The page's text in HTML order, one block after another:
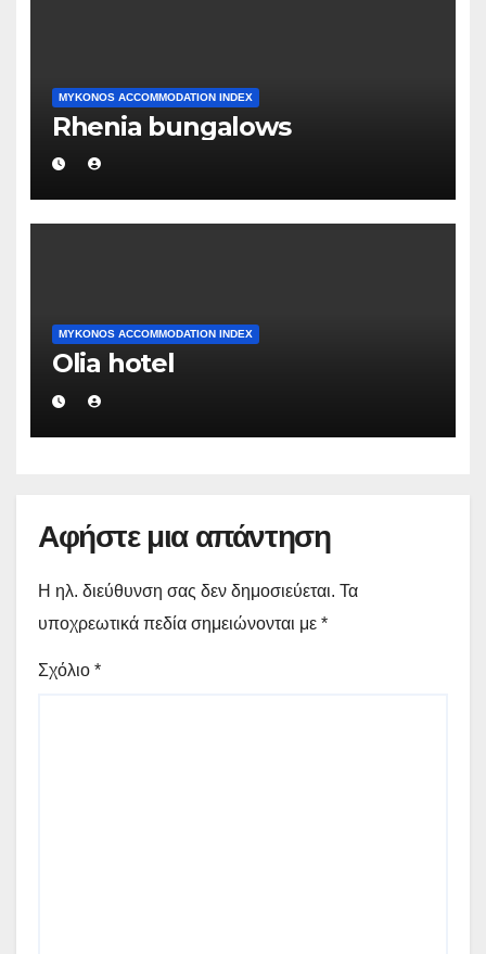
MYKONOS ACCOMMODATION INDEX
Rhenia bungalows
MYKONOS ACCOMMODATION INDEX
Olia hotel
Αφήστε μια απάντηση
Η ηλ. διεύθυνση σας δεν δημοσιεύεται. Τα
υποχρεωτικά πεδία σημειώνονται με *
Σχόλιο *